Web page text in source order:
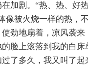
加剧。“热、热、好
像被火烧一样的热，
劲地扇着，凉风袭来
脸上滚落到我的白
了多久，我又叫了起